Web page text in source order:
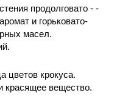
продолговато - -
и горьковато-
масел.
крокуса.
красящее вещество.